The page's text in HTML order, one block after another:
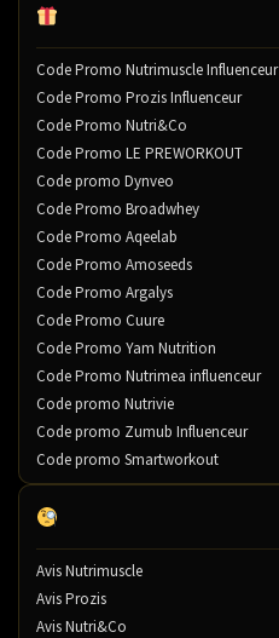
Code Promo Nutrimuscle Influenceur
Code Promo Prozis Influenceur
Code Promo Nutri&Co
Code Promo LE PREWORKOUT
Code promo Dynveo
Code Promo Broadwhey
Code Promo Aqeelab
Code Promo Amoseeds
Code Promo Argalys
Code Promo Cuure
Code Promo Yam Nutrition
Code Promo Nutrimea influenceur
Code promo Nutrivie
Code promo Zumub Influenceur
Code promo Smartworkout
Avis Nutrimuscle
Avis Prozis
Avis Nutri&Co